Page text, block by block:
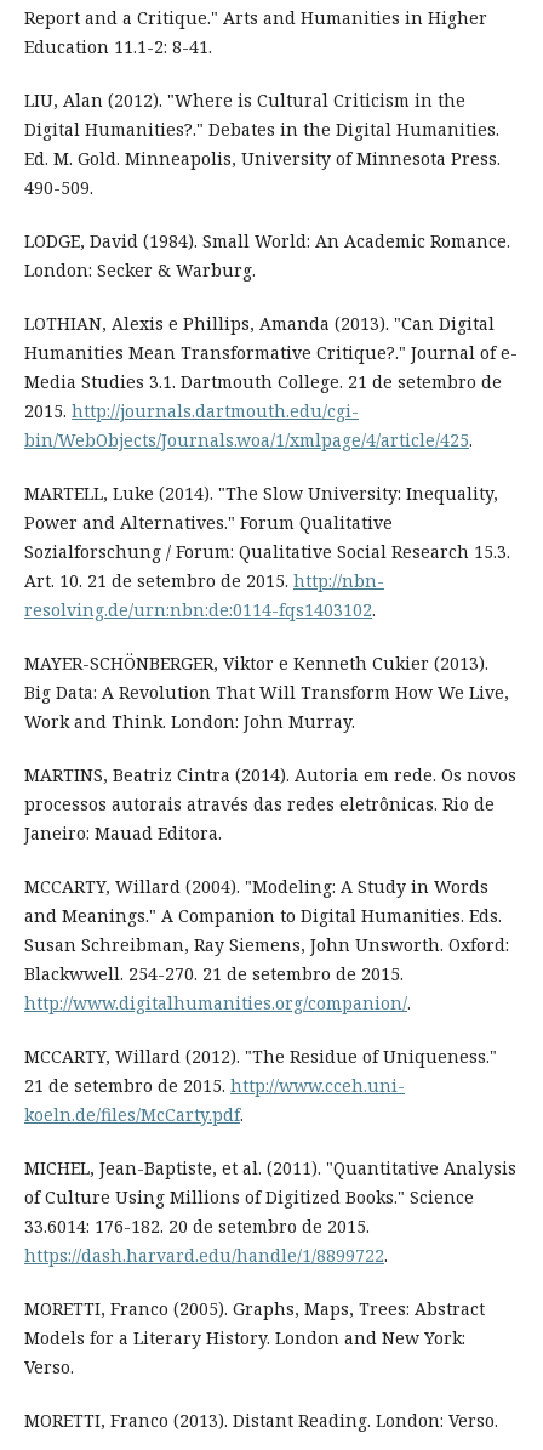
Report and a Critique." Arts and Humanities in Higher
Education 11.1-2: 8-41.
LIU, Alan (2012). "Where is Cultural Criticism in the
Digital Humanities?." Debates in the Digital Humanities.
Ed. M. Gold. Minneapolis, University of Minnesota Press.
490-509.
LODGE, David (1984). Small World: An Academic Romance.
London: Secker & Warburg.
LOTHIAN, Alexis e Phillips, Amanda (2013). "Can Digital
Humanities Mean Transformative Critique?." Journal of e-
Media Studies 3.1. Dartmouth College. 21 de setembro de
2015. http://journals.dartmouth.edu/cgi-
bin/WebObjects/Journals.woa/1/xmlpage/4/article/425.
MARTELL, Luke (2014). "The Slow University: Inequality,
Power and Alternatives." Forum Qualitative
Sozialforschung / Forum: Qualitative Social Research 15.3.
Art. 10. 21 de setembro de 2015. http://nbn-
resolving.de/urn:nbn:de:0114-fqs1403102.
MAYER-SCHÖNBERGER, Viktor e Kenneth Cukier (2013).
Big Data: A Revolution That Will Transform How We Live,
Work and Think. London: John Murray.
MARTINS, Beatriz Cintra (2014). Autoria em rede. Os novos
processos autorais através das redes eletrônicas. Rio de
Janeiro: Mauad Editora.
MCCARTY, Willard (2004). "Modeling: A Study in Words
and Meanings." A Companion to Digital Humanities. Eds.
Susan Schreibman, Ray Siemens, John Unsworth. Oxford:
Blackwwell. 254-270. 21 de setembro de 2015.
http://www.digitalhumanities.org/companion/.
MCCARTY, Willard (2012). "The Residue of Uniqueness."
21 de setembro de 2015. http://www.cceh.uni-
koeln.de/files/McCarty.pdf.
MICHEL, Jean-Baptiste, et al. (2011). "Quantitative Analysis
of Culture Using Millions of Digitized Books." Science
33.6014: 176-182. 20 de setembro de 2015.
https://dash.harvard.edu/handle/1/8899722.
MORETTI, Franco (2005). Graphs, Maps, Trees: Abstract
Models for a Literary History. London and New York:
Verso.
MORETTI, Franco (2013). Distant Reading. London: Verso.